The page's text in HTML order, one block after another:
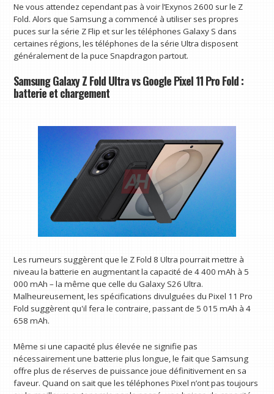
Ne vous attendez cependant pas à voir l’Exynos 2600 sur le Z
Fold. Alors que Samsung a commencé à utiliser ses propres
puces sur la série Z Flip et sur les téléphones Galaxy S dans
certaines régions, les téléphones de la série Ultra disposent
généralement de la puce Snapdragon partout.
Samsung Galaxy Z Fold Ultra vs Google Pixel 11 Pro Fold :
batterie et chargement
Les rumeurs suggèrent que le Z Fold 8 Ultra pourrait mettre à
niveau la batterie en augmentant la capacité de 4 400 mAh à 5
000 mAh – la même que celle du Galaxy S26 Ultra.
Malheureusement, les spécifications divulguées du Pixel 11 Pro
Fold suggèrent qu'il fera le contraire, passant de 5 015 mAh à 4
658 mAh.
Même si une capacité plus élevée ne signifie pas
nécessairement une batterie plus longue, le fait que Samsung
offre plus de réserves de puissance joue définitivement en sa
faveur. Quand on sait que les téléphones Pixel n’ont pas toujours